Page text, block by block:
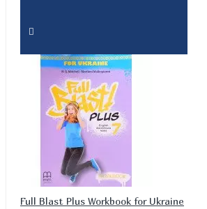
Full Blast Plus Workbook for Ukraine